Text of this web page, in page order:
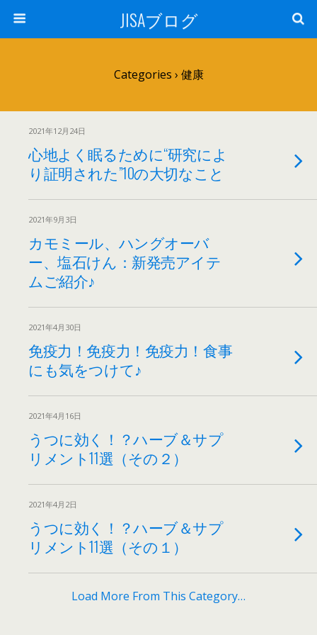
JISAブログ
Categories › 健康
2021年12月24日
心地よく眠るために“研究によ
り証明された”10の大切なこと
2021年9月3日
カモミール、ハングオーバ
ー、塩石けん：新発売アイテ
ムご紹介♪
2021年4月30日
免疫力！免疫力！免疫力！食事
にも気をつけて♪
2021年4月16日
うつに効く！？ハーブ＆サプ
リメント11選（その２）
2021年4月2日
うつに効く！？ハーブ＆サプ
リメント11選（その１）
Load More From This Category…